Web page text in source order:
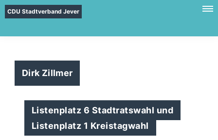
CDU Stadtverband Jever
Dirk Zillmer
Listenplatz 6 Stadtratswahl und
Listenplatz 1 Kreistagwahl